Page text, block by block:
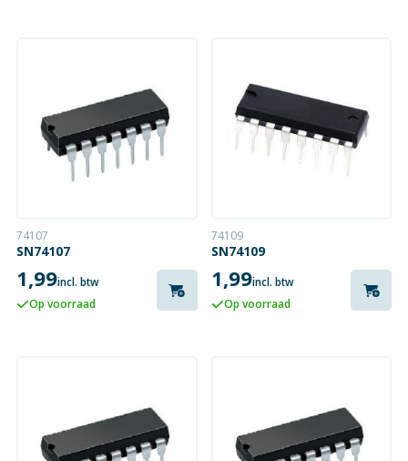
74107
SN74107
1,99incl. btw
Op voorraad
74109
SN74109
1,99incl. btw
Op voorraad